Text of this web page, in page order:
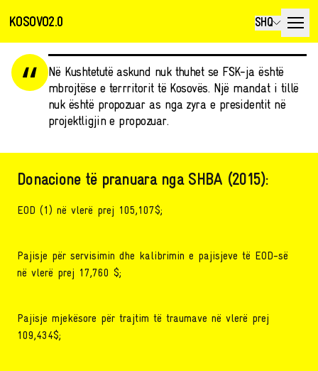
KOSOVO2.0 SHQ
Në Kushtetutë askund nuk thuhet se FSK-ja është
mbrojtëse e terrritorit të Kosovës. Një mandat i tillë
nuk është propozuar as nga zyra e presidentit në
projektligjin e propozuar.
Donacione të pranuara nga SHBA (2015):
EOD (1) në vlerë prej 105,107$;
Pajisje për servisimin dhe kalibrimin e pajisjeve të EOD-së
në vlerë prej 17,760 $;
Pajisje mjekësore për trajtim të traumave në vlerë prej
109,434$;